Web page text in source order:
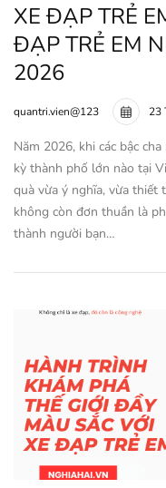
XE ĐẠP TRẺ
ĐẠP TRẺ EM
2026
quantri.vien@123 23
Năm 2026, khi các bậc
kỳ thành phố lớn nào tại
quà vừa ý nghĩa, vừa thiết
không còn đơn thuần là
thành người bạn…